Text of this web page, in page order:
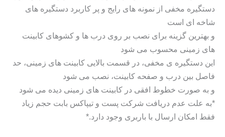
دستگیره مخفی از نمونه های رایج و پر کاربرد دستگیره های
شاخه ای است
و بهترین گزینه برای نصب بر روی درب ها و کشوهای کابینت
های زمینی محسوب می شود
این دستگیره ی مخفی، در قسمت بالایی کابینت های زمینی، حد
فاصل بین درب و صفحه کابینت، نصب می شود
و به صورت خطوط افقی در کابینت های زمینی دیده می شود
*به علت عدم دریافت شرکت پست و تیپاکس بابت حجم زیاد
فقط امکان ارسال با باربری وجود دارد.*